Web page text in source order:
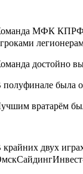
МФК КПРФ
достойно
полуфинале была
вратарём
крайних двух